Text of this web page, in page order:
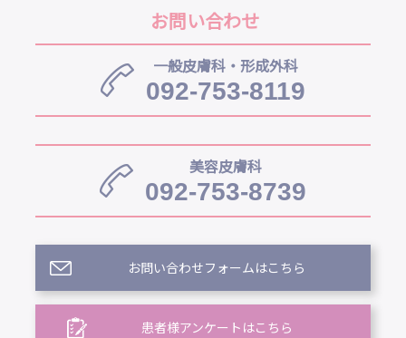
お問い合わせ
一般皮膚科・形成外科
092-753-8119
美容皮膚科
092-753-8739
お問い合わせフォームはこちら
患者様アンケートはこちら